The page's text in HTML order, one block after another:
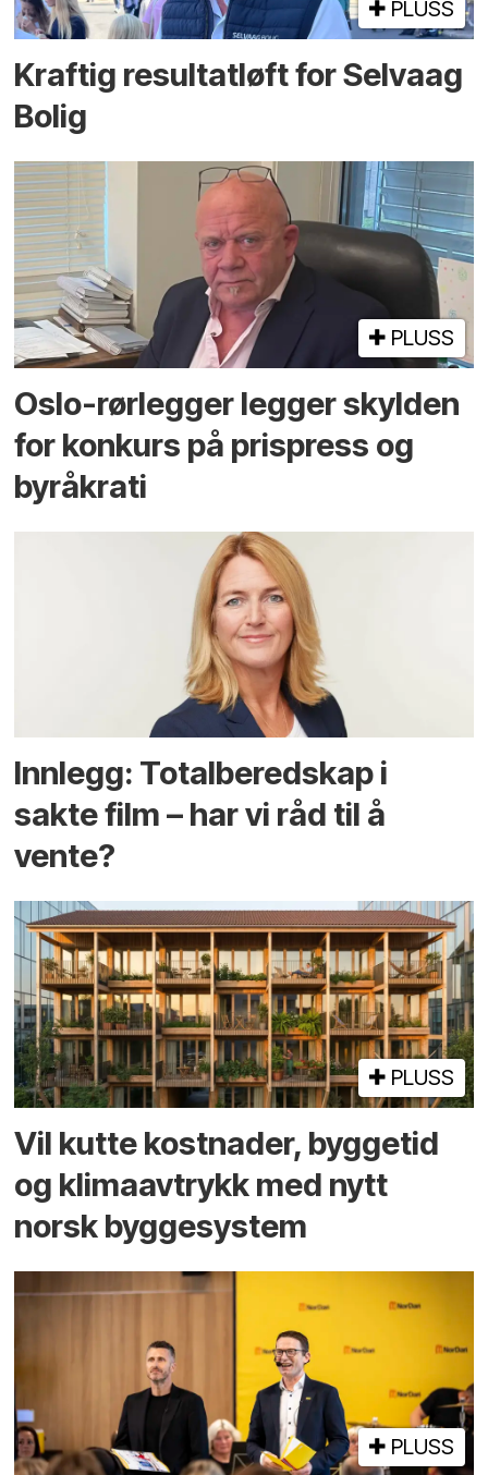
PLUSS
Kraftig resultatløft for Selvaag
Bolig
PLUSS
Oslo-rørlegger legger skylden
for konkurs på prispress og
byråkrati
Innlegg: Totalberedskap i
sakte film – har vi råd til å
vente?
PLUSS
Vil kutte kostnader, byggetid
og klima­avtrykk med nytt
norsk bygge­system
PLUSS